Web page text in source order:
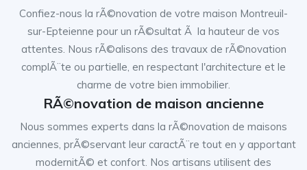
Confiez-nous la rÃ©novation de votre maison Montreuil-
sur-Epteienne pour un rÃ©sultat Ã la hauteur de vos
attentes. Nous rÃ©alisons des travaux de rÃ©novation
complÃ¨te ou partielle, en respectant l'architecture et le
charme de votre bien immobilier.
RÃ©novation de maison ancienne
Nous sommes experts dans la rÃ©novation de maisons
anciennes, prÃ©servant leur caractÃ¨re tout en y apportant
modernitÃ© et confort. Nos artisans utilisent des